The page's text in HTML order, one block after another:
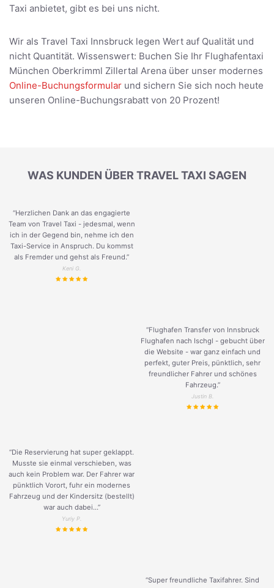
Taxi anbietet, gibt es bei uns nicht.
Wir als Travel Taxi Innsbruck legen Wert auf Qualität und
nicht Quantität. Wissenswert: Buchen Sie Ihr Flughafentaxi
München Oberkrimml Zillertal Arena über unser modernes
Online-Buchungsformular und sichern Sie sich noch heute
unseren Online-Buchungsrabatt von 20 Prozent!
WAS KUNDEN ÜBER TRAVEL TAXI SAGEN
“Herzlichen Dank an das engagierte
Team von Travel Taxi - jedesmal, wenn
ich in der Gegend bin, nehme ich den
Taxi-Service in Anspruch. Du kommst
als Fremder und gehst als Freund.”
Keni G.
“Flughafen Transfer von Innsbruck
Flughafen nach Ischgl - gebucht über
die Website - war ganz einfach und
perfekt, guter Preis, pünktlich, sehr
freundlicher Fahrer und schönes
Fahrzeug.”
Justin B.
“Die Reservierung hat super geklappt.
Musste sie einmal verschieben, was
auch kein Problem war. Der Fahrer war
pünktlich Vorort, fuhr ein modernes
Fahrzeug und der Kindersitz (bestellt)
war auch dabei...”
Yuriy P.
“Super freundliche Taxifahrer. Sind